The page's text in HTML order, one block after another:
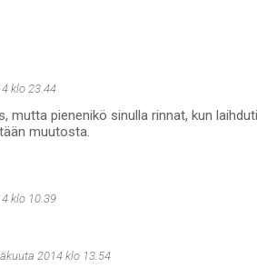
klo 23.44
mutta pienenikö sinulla rinnat, kun
muutosta.
klo 10.39
2014 klo 13.54